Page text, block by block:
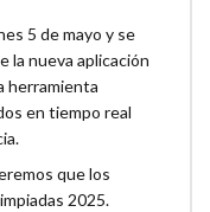
5 de mayo y se
la nueva aplicación
herramienta
en tiempo real
que los
2025.